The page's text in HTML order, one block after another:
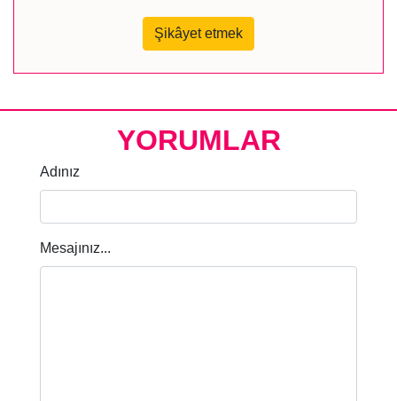
Şikâyet etmek
YORUMLAR
Adınız
Mesajınız...